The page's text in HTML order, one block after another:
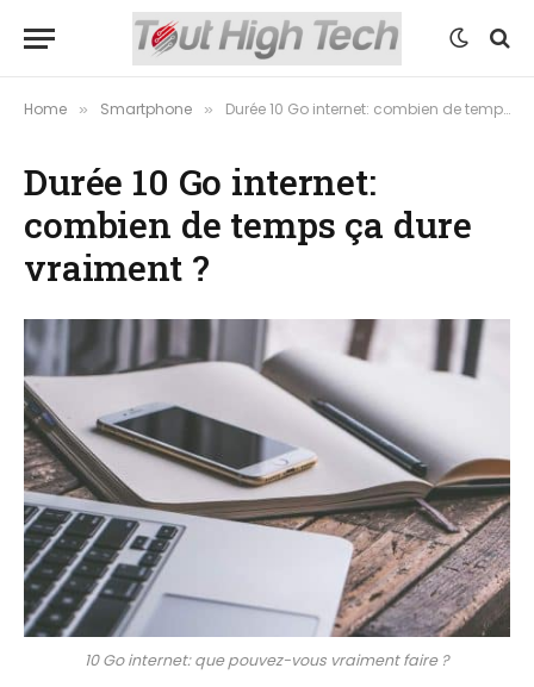
Home » Smartphone » Durée 10 Go internet: combien de temps ça dure vraiment ?
Durée 10 Go internet:
combien de temps ça dure
vraiment ?
10 Go internet: que pouvez-vous vraiment faire ?